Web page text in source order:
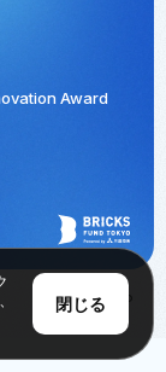
Award
Back to Top
閉じる